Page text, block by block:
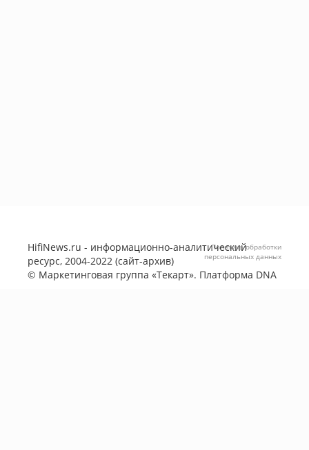
HifiNews.ru - информационно-аналитический
ресурс, 2004-2022 (сайт-архив)
© Маркетинговая группа «Текарт». Платформа DNA
Политика обработки
персональных данных